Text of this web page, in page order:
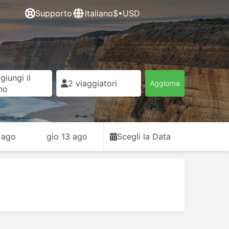
Supporto Italiano$•USD
il
2 viaggiatori Aggiorna
gio 13 ago Scegli la Data